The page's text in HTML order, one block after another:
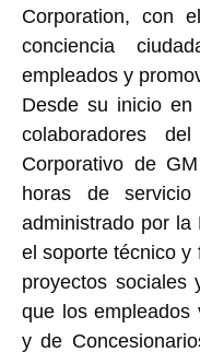
Corporation, con
conciencia
empleados y
Desde su inicio
colaboradores
Corporativo de
horas de
administrado por la
el soporte técnico y
proyectos sociales
que los empleados
y de